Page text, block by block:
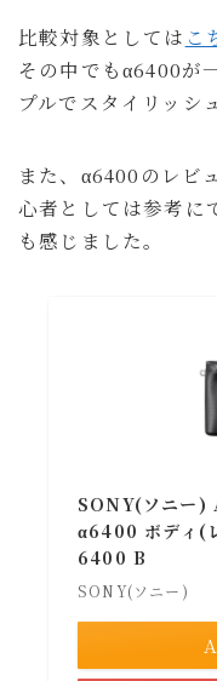
比較対象としては こ
その中でもα6400が
プルでスタイリッシ
また、α6400のレビ
心者としては参考に
も感じました。
SONY(ソニー)
α6400 ボディ(
6400 B
SONY(ソニー)